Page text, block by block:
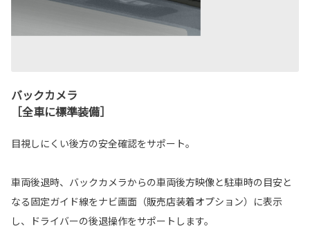
バックカメラ
［全車に標準装備］
目視しにくい後方の安全確認をサポート。
車両後退時、バックカメラからの車両後方映像と駐車時の目安と
なる固定ガイド線をナビ画面（販売店装着オプション）に表示
し、ドライバーの後退操作をサポートします。